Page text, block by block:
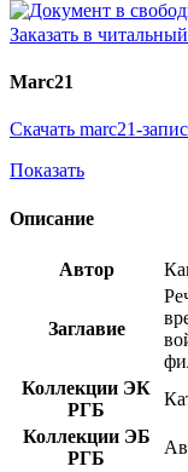
Заказать в
Marc21
Скачать marc21-
Показать
Описание
Автор
Заглавие
Коллекции ЭК
РГБ
Коллекции ЭБ
РГБ